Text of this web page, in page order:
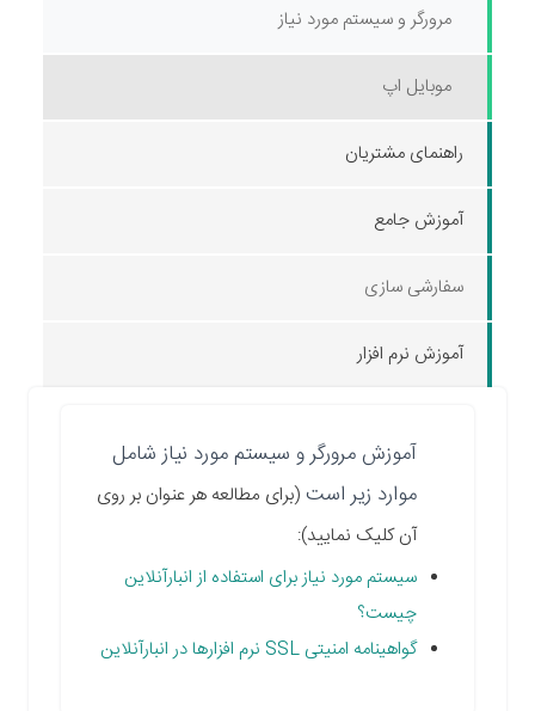
مرورگر و سیستم مورد نیاز
موبایل اپ
راهنمای مشتریان
آموزش جامع
سفارشی سازی
آموزش نرم افزار
آموزش مرورگر و سیستم مورد نیاز شامل
موارد زیر است (برای مطالعه هر عنوان بر روی
آن کلیک نمایید):
سیستم مورد نیاز برای استفاده از انبارآنلاین
چیست؟
گواهینامه امنیتی SSL نرم افزارها در انبارآنلاین